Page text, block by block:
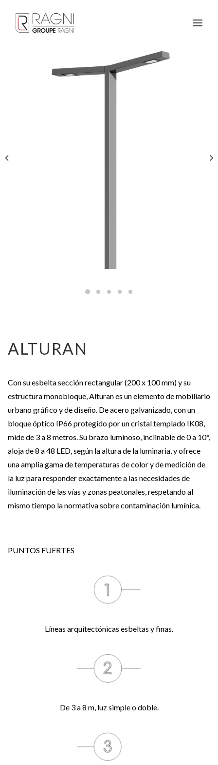
ALTURAN
Con su esbelta sección rectangular (200 x 100 mm) y su
estructura monobloque, Alturan es un elemento de mobiliario
urbano gráfico y de diseño. De acero galvanizado, con un
bloque óptico IP66 protegido por un cristal templado IK08,
mide de 3 a 8 metros. Su brazo luminoso, inclinable de 0 a 10°,
aloja de 8 a 48 LED, según la altura de la luminaria, y ofrece
una amplia gama de temperaturas de color y de medición de
la luz para responder exactamente a las necesidades de
iluminación de las vías y zonas peatonales, respetando al
mismo tiempo la normativa sobre contaminación lumínica.
PUNTOS FUERTES
Líneas arquitectónicas esbeltas y finas.
De 3 a 8 m, luz simple o doble.